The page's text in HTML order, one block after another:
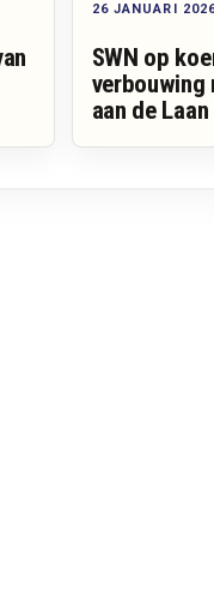
26 JANUARI
SWN op
verbouwing
aan de Laan